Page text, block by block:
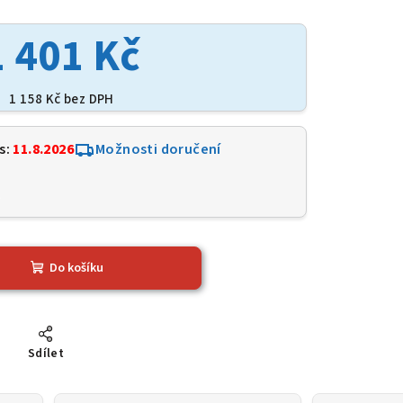
401 Kč
1 158 Kč bez DPH
11.8.2026 Možnosti doručení
Do košíku
Sdílet